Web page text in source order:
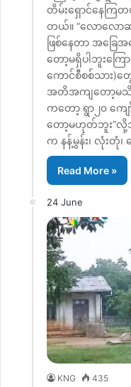
တိမ်းရှောင်နေကြ
တယ်။ “လောလော
ဖြစ်နေတာ အခြေ
တော့မရှိပါဘူးကြ
ကောင်စီစစ်သား)တွ
အတိအကျတော့မ
ကတော့ ရွာ၂၀ ကျ
တော့မဟုတ်ဘူး”လို့
က နန့်မွန်း၊ လုံးတုံ၊ ခ
Read More »
24 June
KNG 435